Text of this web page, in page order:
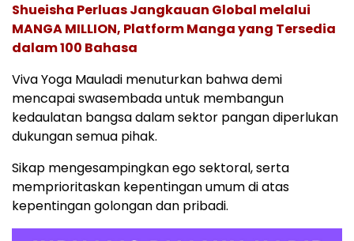
Shueisha Perluas Jangkauan Global melalui
MANGA MILLION, Platform Manga yang Tersedia
dalam 100 Bahasa
Viva Yoga Mauladi menuturkan bahwa demi
mencapai swasembada untuk membangun
kedaulatan bangsa dalam sektor pangan diperlukan
dukungan semua pihak.
Sikap mengesampingkan ego sektoral, serta
memprioritaskan kepentingan umum di atas
kepentingan golongan dan pribadi.